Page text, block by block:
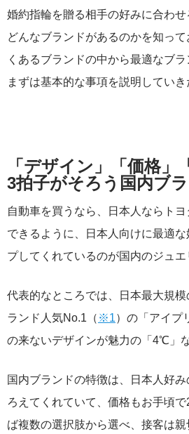
婚約指輪を贈る相手の好みに合わせ
どんなブランドがあるのかを知っ
くあるブランドの中から最適なブラ
まずは基本的な事項を説明していき
「デザイン」「価格」
3拍子がそろう国内ブ
自動車を買うなら、日本人ならト
できるように、日本人向けに最適
プしてくれているのが国内のジュエ
代表的なところでは、日本最大規
ランド人気No.1（ ※1）の「アイプ
の来ないデザインが魅力の「4℃」
国内ブランドの特徴は、日本人好
ろえてくれていて、価格もお手頃
ば複数の選択肢から選べ、接客は